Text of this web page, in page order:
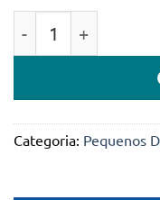
Categoria: Pequenos